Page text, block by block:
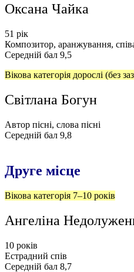
Оксана Чайка
51 рік
Композитор, аранжування,
Середній бал 9,5
Вікова категорія дорослі (без
Світлана Богун
Автор пісні, слова пісні
Середній бал 9,8
Друге місце
Вікова категорія 7–10 років
Ангеліна
10 років
Естрадний спів
Середній бал 8,7